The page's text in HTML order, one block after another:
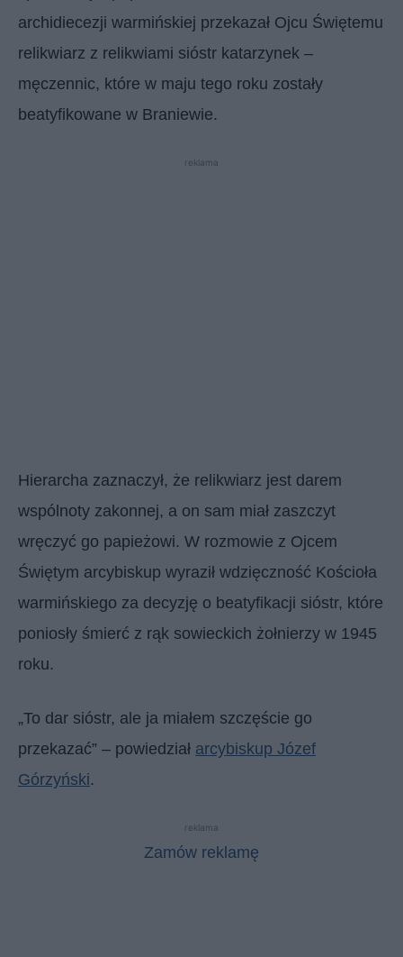
archidiecezji warmińskiej przekazał Ojcu Świętemu
relikwiarz z relikwiami sióstr katarzynek –
męczennic, które w maju tego roku zostały
beatyfikowane w Braniewie.
reklama
Hierarcha zaznaczył, że relikwiarz jest darem
wspólnoty zakonnej, a on sam miał zaszczyt
wręczyć go papieżowi. W rozmowie z Ojcem
Świętym arcybiskup wyraził wdzięczność Kościoła
warmińskiego za decyzję o beatyfikacji sióstr, które
poniosły śmierć z rąk sowieckich żołnierzy w 1945
roku.
„To dar sióstr, ale ja miałem szczęście go
przekazać” – powiedział arcybiskup Józef
Górzyński.
reklama
Zamów reklamę